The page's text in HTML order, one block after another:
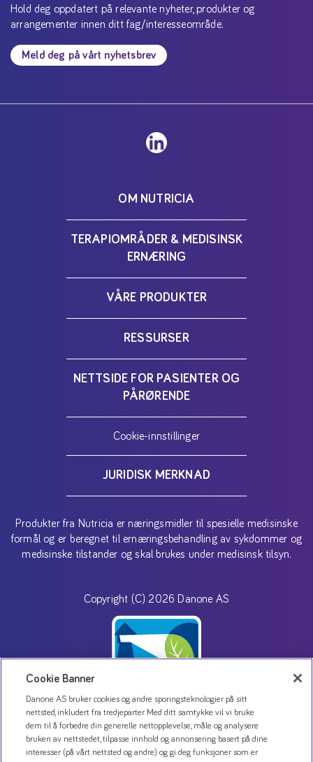
Hold deg oppdatert på relevante nyheter, produkter og
arrangementer innen ditt fag/interesseområde.
Meld deg på vårt nyhetsbrev
OM NUTRICIA
TERAPIOMRÅDER & MEDISINSK
ERNÆRING
VÅRE PRODUKTER
RESSURSER
NETTSIDE FOR PASIENTER OG
PÅRØRENDE
Cookie-innstillinger
JURIDISK MERKNAD
Produkter fra Nutricia er næringsmidler til spesielle medisinske
formål og er beregnet til ernæringsbehandling av sykdommer og
medisinske tilstander og skal brukes under medisinsk tilsyn.
Copyright (C) 2026 Danone AS
Kontakt oss
Cookie Banner
Danone AS bruker cookies og andre sporingsteknologier på sitt
nettsted, inkludert fra tredjeparter. Med ditt samtykke vil vi bruke
dem til å forbedre din generelle nettopplevelse, måle og analysere
bruken av nettstedet, tilpasse innhold og annonsering basert på dine
interesser (på vårt nettsted og andre) og gi deg funksjoner som er